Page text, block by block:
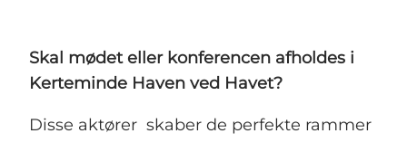
Skal mødet eller konferencen afholdes i
Kerteminde Haven ved Havet?
Disse aktører skaber de perfekte rammer